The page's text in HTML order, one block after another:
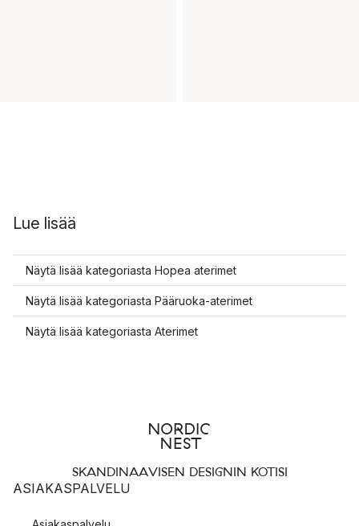
Lue lisää
Näytä lisää kategoriasta Hopea aterimet
Näytä lisää kategoriasta Pääruoka-aterimet
Näytä lisää kategoriasta Aterimet
SKANDINAAVISEN DESIGNIN KOTISI
ASIAKASPALVELU